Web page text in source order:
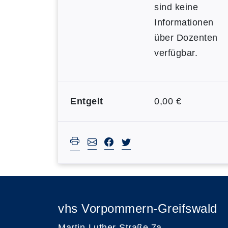
sind keine
Informationen
über Dozenten
verfügbar.
Entgelt 0,00 €
vhs Vorpommern-Greifswald